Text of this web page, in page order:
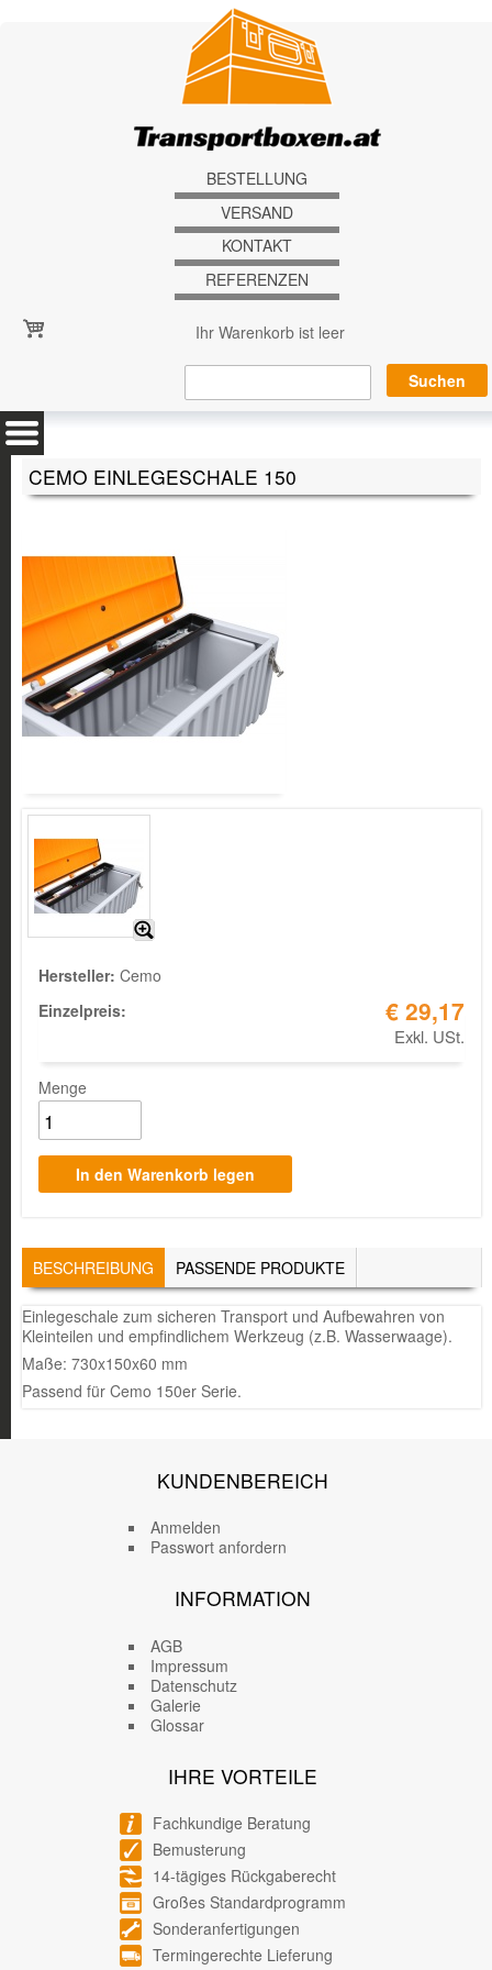
BESTELLUNG
VERSAND
KONTAKT
REFERENZEN
Ihr Warenkorb ist leer
CEMO EINLEGESCHALE 150
Hersteller: Cemo
Einzelpreis:
€ 29,17
Exkl. USt.
Menge
TABS
BESCHREIBUNG (AKTIVER
REITER)
PASSENDE PRODUKTE
Einlegeschale zum sicheren Transport und Aufbewahren von
Kleinteilen und empfindlichem Werkzeug (z.B. Wasserwaage).
Maße: 730x150x60 mm
Passend für Cemo 150er Serie.
KUNDENBEREICH
Anmelden
Passwort anfordern
INFORMATION
AGB
Impressum
Datenschutz
Galerie
Glossar
IHRE VORTEILE
Fachkundige Beratung
Bemusterung
14-tägiges Rückgaberecht
Großes Standardprogramm
Sonderanfertigungen
Termingerechte Lieferung